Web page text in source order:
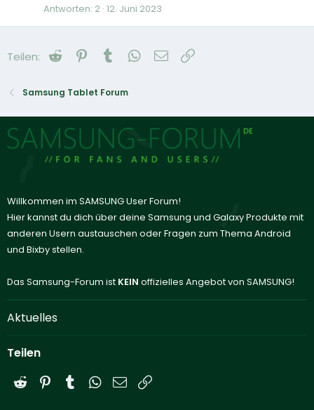
Antworten 2 12. Juni 2023
Teilen: Reddit Pinterest
Tumblr WhatsApp
E-Mail
Samsung Tablet Forum
Willkommen im SAMSUNG User Forum!
Hier kannst du dich über deine Samsung und Galaxy Produkte mit
anderen Usern austauschen oder Fragen zum Thema Android
und Bixby stellen.
Das Samsung-Forum ist KEIN offizielles Angebot von SAMSUNG!
Aktuelles
Teilen
Reddit PinterestTumblrWhatsApp
E-Mail